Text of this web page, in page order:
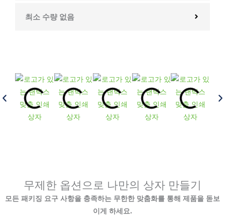
최소 수량 없음
무제한 옵션으로 나만의 상자 만들기
모든 패키징 요구 사항을 충족하는 무한한 맞춤화를 통해 제품을 돋보
이게 하세요.